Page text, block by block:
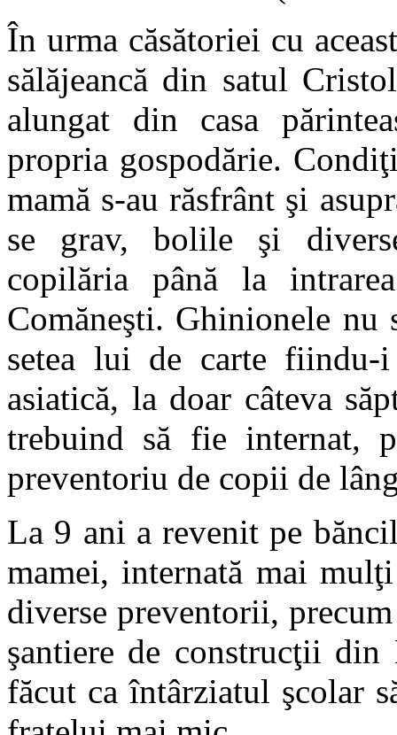
În urma căsătoriei cu
sălăjeancă din satul
alungat din casa
propria gospodărie.
mamă s-au răsfrânt şi
se grav, bolile şi
copilăria până la
Comăneşti. Ghinionele nu
setea lui de carte
asiatică, la doar câteva
trebuind să fie internat,
preventoriu de copii de
La 9 ani a revenit pe
mamei, internată mai
diverse preventorii,
şantiere de construcţii
făcut ca întârziatul şcolar